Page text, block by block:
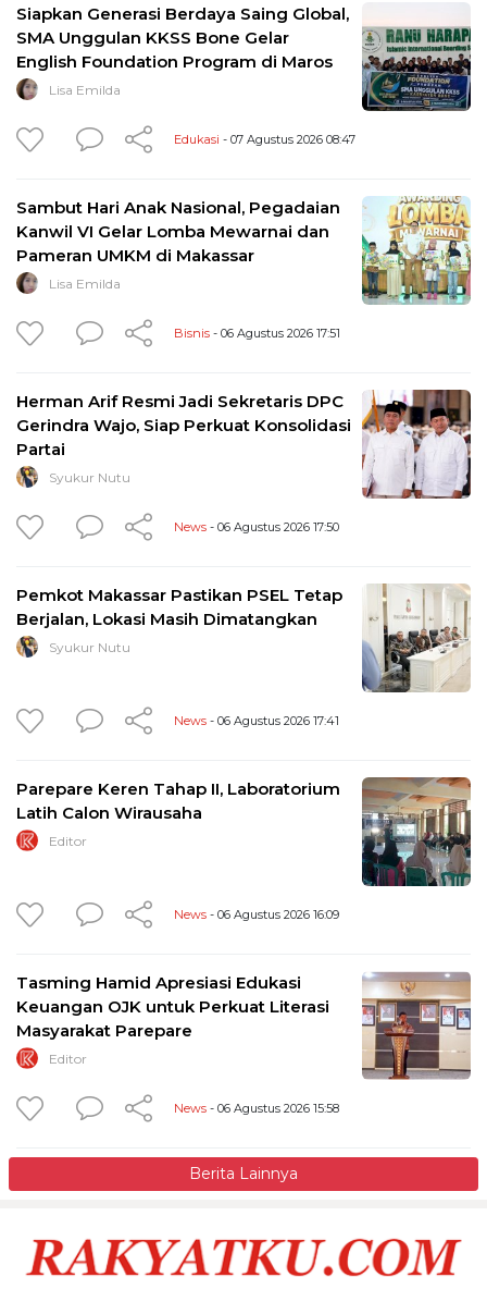
Siapkan Generasi Berdaya Saing Global,
SMA Unggulan KKSS Bone Gelar
English Foundation Program di Maros
Lisa Emilda
Edukasi - 07 Agustus 2026 08:47
Sambut Hari Anak Nasional, Pegadaian
Kanwil VI Gelar Lomba Mewarnai dan
Pameran UMKM di Makassar
Lisa Emilda
Bisnis - 06 Agustus 2026 17:51
Herman Arif Resmi Jadi Sekretaris DPC
Gerindra Wajo, Siap Perkuat Konsolidasi
Partai
Syukur Nutu
News - 06 Agustus 2026 17:50
Pemkot Makassar Pastikan PSEL Tetap
Berjalan, Lokasi Masih Dimatangkan
Syukur Nutu
News - 06 Agustus 2026 17:41
Parepare Keren Tahap II, Laboratorium
Latih Calon Wirausaha
Editor
News - 06 Agustus 2026 16:09
Tasming Hamid Apresiasi Edukasi
Keuangan OJK untuk Perkuat Literasi
Masyarakat Parepare
Editor
News - 06 Agustus 2026 15:58
Berita Lainnya